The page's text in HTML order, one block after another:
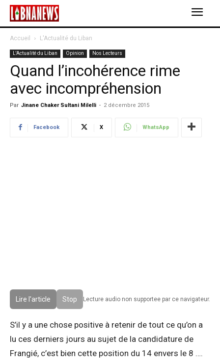
Accueil L'Actualité du Liban
L'Actualité du Liban Opinion Nos Lecteurs
Quand l’incohérence rime
avec incompréhension
Par Jinane Chaker Sultani Milelli - 2 décembre 2015
Facebook X WhatsApp
Lire l'article Stop Lecture audio non supportee par ce navigateur.
S’il y a une chose positive à retenir de tout ce qu’on a
lu ces derniers jours au sujet de la candidature de
Frangié, c’est bien cette position du 14 envers le 8 ….